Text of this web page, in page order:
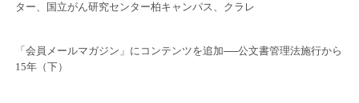
ター、国立がん研究センター柏キャンパス、クラレ
「会員メールマガジン」にコンテンツを追加──公文書管理法施行から
15年（下）